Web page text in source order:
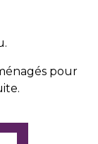
pour